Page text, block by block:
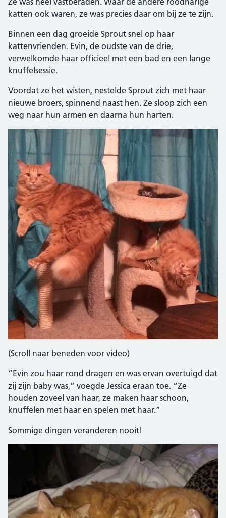
katten ook waren, ze was precies daar om bij ze te zijn.
Binnen een dag groeide Sprout snel op haar
kattenvrienden. Evin, de oudste van de drie,
verwelkomde haar officieel met een bad en een lange
knuffelsessie.
Voordat ze het wisten, nestelde Sprout zich met haar
nieuwe broers, spinnend naast hen. Ze sloop zich een
weg naar hun armen en daarna hun harten.
(Scroll naar beneden voor video)
“Evin zou haar rond dragen en was ervan overtuigd dat
zij zijn baby was,” voegde Jessica eraan toe. “Ze
houden zoveel van haar, ze maken haar schoon,
knuffelen met haar en spelen met haar.”
Sommige dingen veranderen nooit!